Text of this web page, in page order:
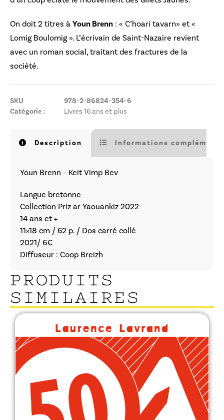
On doit 2 titres à Youn Brenn : « C’hoari tavarn» et «
Lomig Boulomig ». L’écrivain de Saint-Nazaire revient
avec un roman social, traitant des fractures de la
société.
SKU
978-2-86824-354-6
Catégorie :
Livres 16 ans et plus
Description Informations
Youn Brenn – Keit Vimp Bev
Langue bretonne
Collection Priz ar Yaouankiz 2022
14 ans et +
11×18 cm / 62 p. / Dos carré collé
2021/ 6€
Diffuseur : Coop Breizh
PRODUITS
SIMILAIRES